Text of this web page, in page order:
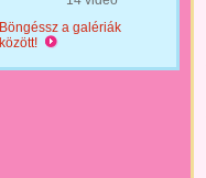
Böngéssz a galériák
között!